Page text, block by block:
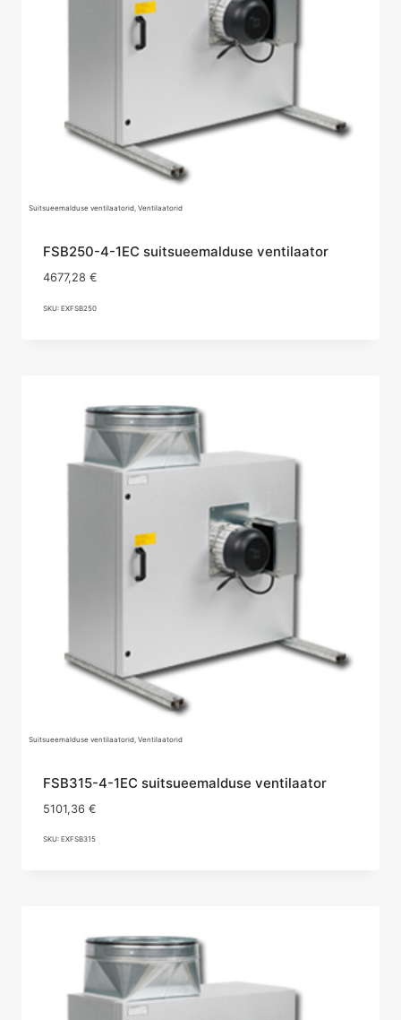
Suitsueemalduse ventilaatorid, Ventilaatorid
FSB250-4-1EC suitsueemalduse ventilaator
4677,28 €
SKU: EXFSB250
Suitsueemalduse ventilaatorid, Ventilaatorid
FSB315-4-1EC suitsueemalduse ventilaator
5101,36 €
SKU: EXFSB315